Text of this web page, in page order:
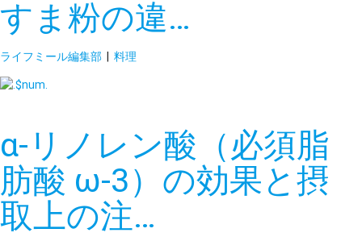
すま粉の違…
ライフミール編集部 | 料理
α-リノレン酸（必須脂
肪酸 ω-3）の効果と摂
取上の注…